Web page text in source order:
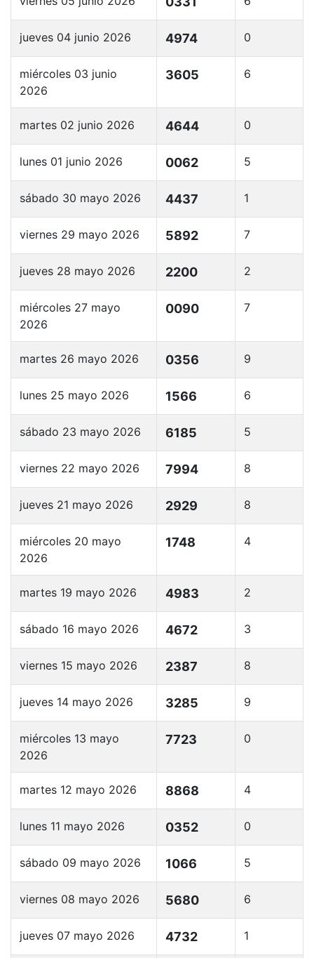
jueves 04 junio 2026 4974 0
miércoles 03 junio
2026
3605 6
martes 02 junio 2026 4644 0
lunes 01 junio 2026 0062 5
sábado 30 mayo 2026 4437 1
viernes 29 mayo 2026 5892 7
jueves 28 mayo 2026 2200 2
miércoles 27 mayo
2026
0090 7
martes 26 mayo 2026 0356 9
lunes 25 mayo 2026 1566 6
sábado 23 mayo 2026 6185 5
viernes 22 mayo 2026 7994 8
jueves 21 mayo 2026 2929 8
miércoles 20 mayo
2026
1748 4
martes 19 mayo 2026 4983 2
sábado 16 mayo 2026 4672 3
viernes 15 mayo 2026 2387 8
jueves 14 mayo 2026 3285 9
miércoles 13 mayo
2026
7723 0
martes 12 mayo 2026 8868 4
lunes 11 mayo 2026 0352 0
sábado 09 mayo 2026 1066 5
viernes 08 mayo 2026 5680 6
jueves 07 mayo 2026 4732 1